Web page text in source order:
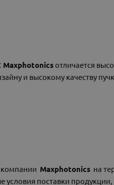
Maxphotonicsотличается
и высокому качеству
Maxphotonics на
поставки